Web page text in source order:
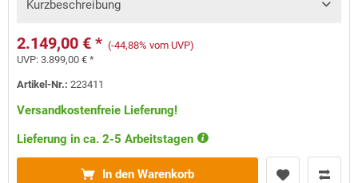
Kurzbeschreibung
2.149,00 € * (-44,88% vom UVP)
UVP:3.899,00 € *
Artikel-Nr.:223411
Versandkostenfreie Lieferung!
Lieferung in ca. 2-5 Arbeitstagen
In den Warenkorb